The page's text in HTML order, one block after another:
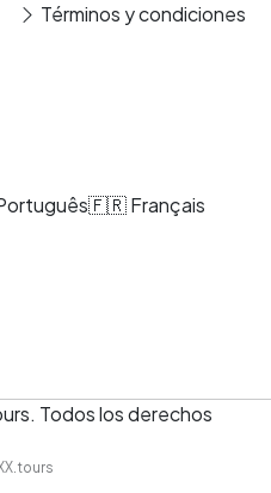
Términos y condiciones
🇫🇷 Français
. Todos los derechos